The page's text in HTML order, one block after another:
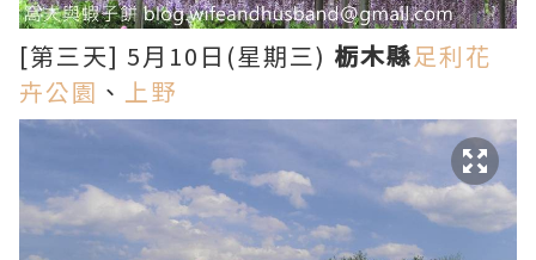
[第三天] 5月10日(星期三) 栃木縣足利花
卉公園 、 上野